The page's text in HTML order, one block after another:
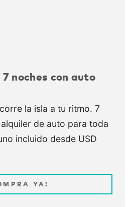
noches con auto
la isla a tu ritmo. 7
de auto para toda
incluido desde USD
YA!